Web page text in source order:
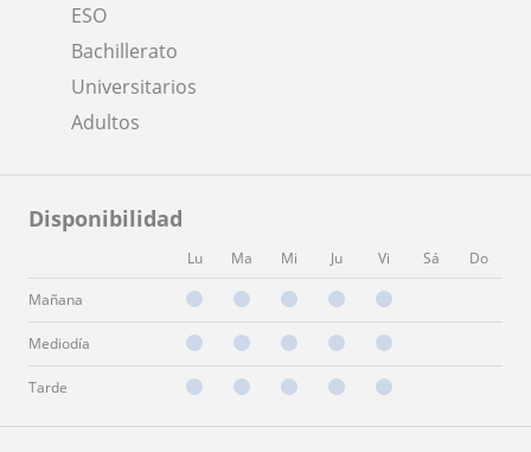
ESO
Bachillerato
Universitarios
Adultos
Disponibilidad
Lu Ma Mi Ju Vi Sá Do
Mañana
Mediodía
Tarde